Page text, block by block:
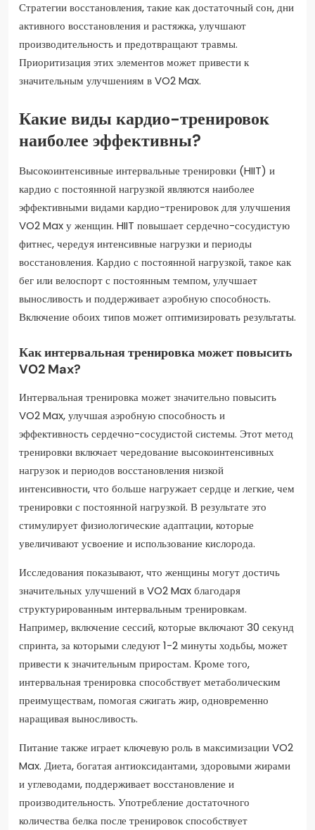
Стратегии восстановления, такие как достаточный сон, дни
активного восстановления и растяжка, улучшают
производительность и предотвращают травмы.
Приоритизация этих элементов может привести к
значительным улучшениям в VO2 Max.
Какие виды кардио-тренировок
наиболее эффективны?
Высокоинтенсивные интервальные тренировки (HIIT) и
кардио с постоянной нагрузкой являются наиболее
эффективными видами кардио-тренировок для улучшения
VO2 Max у женщин. HIIT повышает сердечно-сосудистую
фитнес, чередуя интенсивные нагрузки и периоды
восстановления. Кардио с постоянной нагрузкой, такое как
бег или велоспорт с постоянным темпом, улучшает
выносливость и поддерживает аэробную способность.
Включение обоих типов может оптимизировать результаты.
Как интервальная тренировка может повысить
VO2 Max?
Интервальная тренировка может значительно повысить
VO2 Max, улучшая аэробную способность и
эффективность сердечно-сосудистой системы. Этот метод
тренировки включает чередование высокоинтенсивных
нагрузок и периодов восстановления низкой
интенсивности, что больше нагружает сердце и легкие, чем
тренировки с постоянной нагрузкой. В результате это
стимулирует физиологические адаптации, которые
увеличивают усвоение и использование кислорода.
Исследования показывают, что женщины могут достичь
значительных улучшений в VO2 Max благодаря
структурированным интервальным тренировкам.
Например, включение сессий, которые включают 30 секунд
спринта, за которыми следуют 1-2 минуты ходьбы, может
привести к значительным приростам. Кроме того,
интервальная тренировка способствует метаболическим
преимуществам, помогая сжигать жир, одновременно
наращивая выносливость.
Питание также играет ключевую роль в максимизации VO2
Max. Диета, богатая антиоксидантами, здоровыми жирами
и углеводами, поддерживает восстановление и
производительность. Употребление достаточного
количества белка после тренировок способствует